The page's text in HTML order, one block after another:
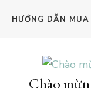
HƯỚNG DẪN MUA
Chào